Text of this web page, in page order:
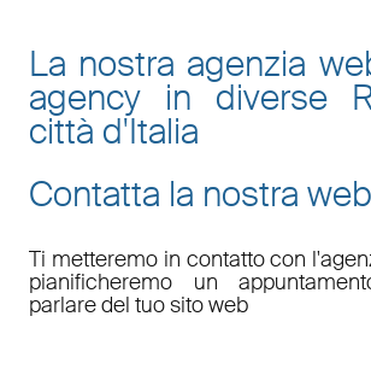
La nostra agenzia
agency in diverse
città d'Italia
Contatta la nostra
Ti metteremo in contatto con
pianificheremo un
parlare del tuo sito web